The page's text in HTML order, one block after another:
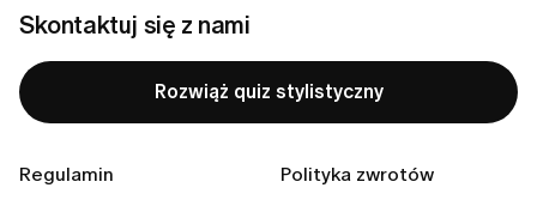
Skontaktuj się z nami
Rozwiąż quiz stylistyczny
Regulamin Polityka zwrotów
Przewodnik sezonowy
Jak nosić szale
Oliwia publishedJul 21, 2026